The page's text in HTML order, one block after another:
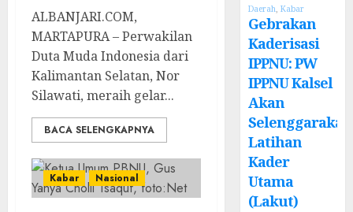
ALBANJARI.COM,
MARTAPURA – Perwakilan
Duta Muda Indonesia dari
Kalimantan Selatan, Nor
Silawati, meraih gelar...
BACA SELENGKAPNYA
Kabar Nasional
Daerah,Kabar
Gebrakan
Kaderisasi
IPPNU: PW
IPPNU Kalsel
Akan
Selenggarakan
Latihan
Kader
Utama
(Lakut)